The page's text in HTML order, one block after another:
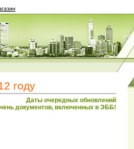
году
Даты очередных обновлений
документов, включенных в ЭББ!